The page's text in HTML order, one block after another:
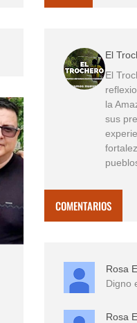
El
El
la
sus
COMENTARIOS
Rosa
Digno
Rosa